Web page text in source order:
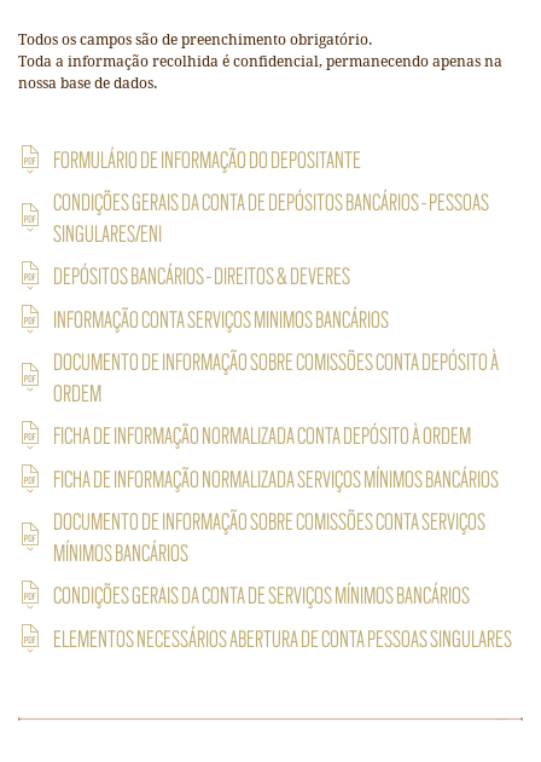
Todos os campos são de preenchimento obrigatório.
Toda a informação recolhida é confidencial, permanecendo apenas na
nossa base de dados.
FORMULÁRIO DE INFORMAÇÃO DO DEPOSITANTE
CONDIÇÕES GERAIS DA CONTA DE DEPÓSITOS BANCÁRIOS - PESSOAS
SINGULARES/ENI
DEPÓSITOS BANCÁRIOS - DIREITOS & DEVERES
INFORMAÇÃO CONTA SERVIÇOS MINIMOS BANCÁRIOS
DOCUMENTO DE INFORMAÇÃO SOBRE COMISSÕES CONTA DEPÓSITO À
ORDEM
FICHA DE INFORMAÇÃO NORMALIZADA CONTA DEPÓSITO À ORDEM
FICHA DE INFORMAÇÃO NORMALIZADA SERVIÇOS MÍNIMOS BANCÁRIOS
DOCUMENTO DE INFORMAÇÃO SOBRE COMISSÕES CONTA SERVIÇOS
MÍNIMOS BANCÁRIOS
CONDIÇÕES GERAIS DA CONTA DE SERVIÇOS MÍNIMOS BANCÁRIOS
ELEMENTOS NECESSÁRIOS ABERTURA DE CONTA PESSOAS SINGULARES